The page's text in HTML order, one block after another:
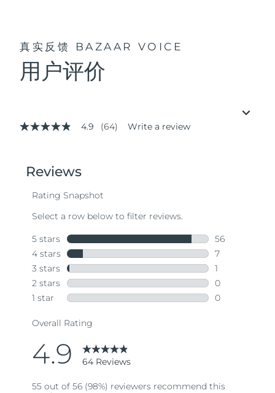
真实反馈 BAZAAR VOICE
用户评价
4.9
stars,
average
value.
Same
page
link.
4.9 (64) Write a review